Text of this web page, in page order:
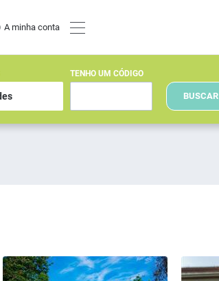
A minha conta
TENHO UM CÓDIGO
BUSCAR